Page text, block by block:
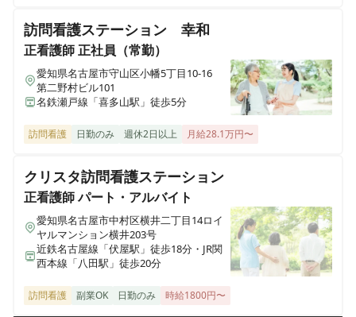
訪問看護ステーション 幸和
正看護師正社員（常勤）
愛知県名古屋市守山区小幡5丁目10-16
第二野村ビル101
名鉄瀬戸線「喜多山駅」徒歩5分
訪問看護 日勤のみ 週休2日以上 月給28.1万円〜
クリスタ訪問看護ステーション
正看護師パート・アルバイト
愛知県名古屋市中村区横井二丁目14ロイ
ヤルマンション横井203号
近鉄名古屋線「伏屋駅」徒歩18分・JR関
西本線「八田駅」徒歩20分
訪問看護 副業OK 日勤のみ 時給1800円〜